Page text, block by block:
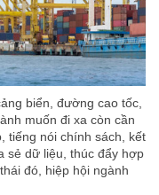
biển, đường cao tốc,
muốn đi xa còn cần
tiếng nói chính sách, kết
sẻ dữ liệu, thúc đẩy hợp
đó, hiệp hội ngành